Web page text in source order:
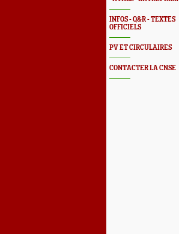
INFOS - Q&R - TEXTES
OFFICIELS
PV ET CIRCULAIRES
CONTACTER LA CNSE